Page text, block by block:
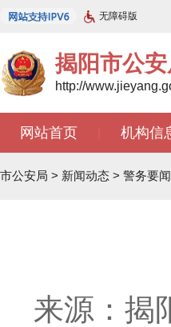
无障碍版
揭阳市公
http://
网站首页 机构信
市公安局 > 新闻动态 > 警务要闻
来源：揭